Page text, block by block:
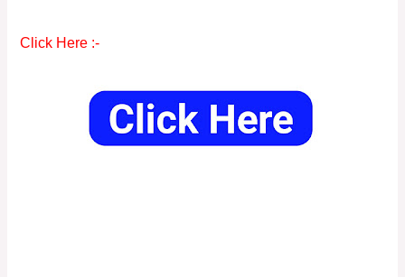
Click Here :-